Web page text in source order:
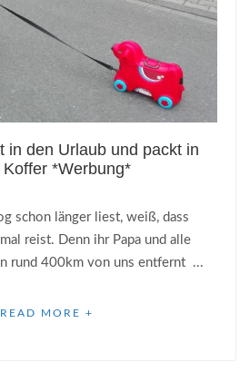
in den Urlaub und packt in
Koffer *Werbung*
schon länger liest, weiß, dass
reist. Denn ihr Papa und alle
rund 400km von uns entfernt ...
READ MORE +